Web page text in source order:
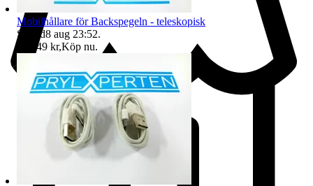
Mobilhållare för Backspegeln - teleskopisk
Sluttid8 aug 23:52.
49 kr,Köp nu.